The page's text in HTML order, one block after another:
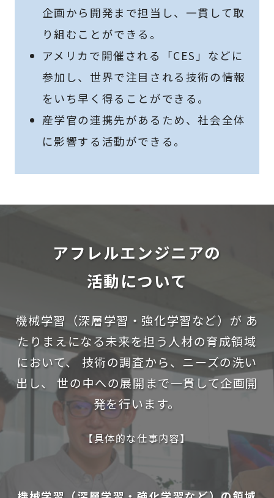
企画から開発まで担当し、一貫して取
り組むことができる。
アメリカで開催される「CES」などに
参加し、世界で注目される技術の情報
をいち早く得ることができる。
産学官の連携先があるため、社会全体
に影響する活動ができる。
アフレルエンジニアの
活動について
機械学習（深層学習・強化学習など）が あ
たりまえになる未来を担う人材の育成領域
において、 技術の調査から、ニーズの洗い
出し、
世の中への展開まで一貫して企画開
発を行います。
【具体的な仕事内容】